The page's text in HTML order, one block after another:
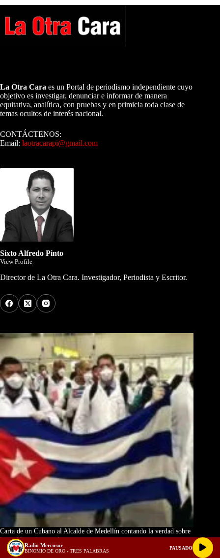
La Otra Cara es un Portal de periodismo independiente cuyo
objetivo es investigar, denunciar e informar de manera
equitativa, analítica, con pruebas y en primicia toda clase de
temas ocultos de interés nacional.
CONTÁCTENOS:
Email: laotracarapi@gmail.com
Sixto Alfredo Pinto
View Profile
Director de La Otra Cara. Investigador, Periodista y Escritor.
Carta de un Cubano al Alcalde de Medellín contando la verdad sobre
los médicos de su país
Radio Mercosur
BINOMIO DE ORO - TRES PALABRAS
PAUSADO